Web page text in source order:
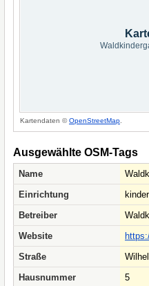
Kartendaten ©OpenStreetMap
Ausgewählte OSM-Tags
Name
Einrichtung
Betreiber
Website
Straße
Hausnummer
5